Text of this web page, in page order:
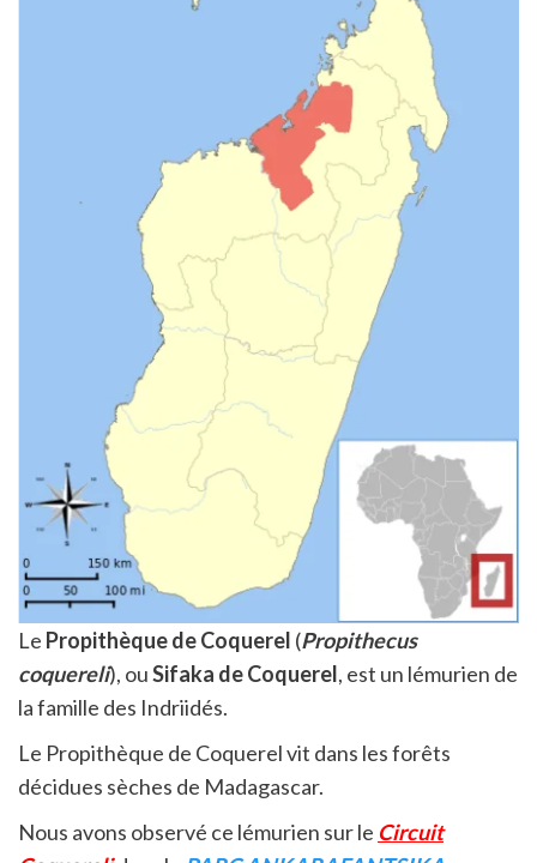
Le Propithèque de Coquerel (Propithecus
coquereli), ouSifaka de Coquerel, est un lémurien de
la famille des Indriidés.
Le Propithèque de Coquerel vit dans les forêts
décidues sèches de Madagascar.
Nous avons observé ce lémurien sur le Circuit